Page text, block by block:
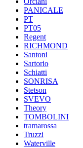
PANICALE
PT
PT05
Regent
RICHMOND
Santoni
Sartorio
Schiatti
SONRISA
Stetson
SVEVO
Theory
TOMBOLINI
tramarossa
Truzzi
Waterville